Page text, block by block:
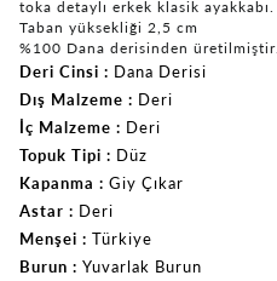
toka detaylı erkek klasik ayakkabı.
Taban yüksekliği 2,5 cm
%100 Dana derisinden üretilmiştir.
Deri Cinsi
Dana Derisi
Dış Malzeme
Deri
İç Malzeme
Deri
Topuk Tipi
Düz
Kapanma
Giy Çıkar
Astar
Deri
Menşei
Türkiye
Burun
Yuvarlak Burun